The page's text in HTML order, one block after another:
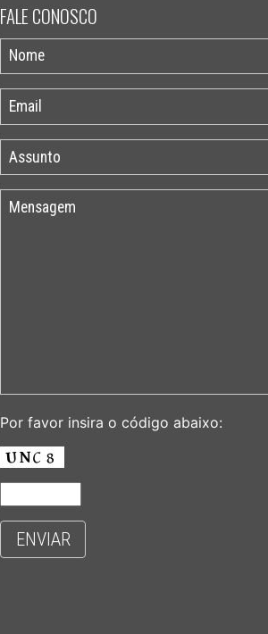
FALE CONOSCO
Por favor insira o código abaixo:
ENVIAR